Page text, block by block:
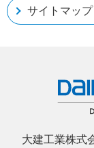
サイトマップ
大建工業株式